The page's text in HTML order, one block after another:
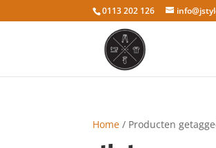
0113 202 126
Home / Producten